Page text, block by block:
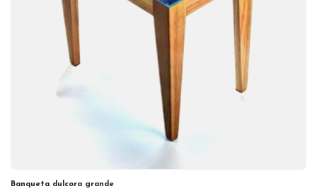
Banqueta dulcora grande